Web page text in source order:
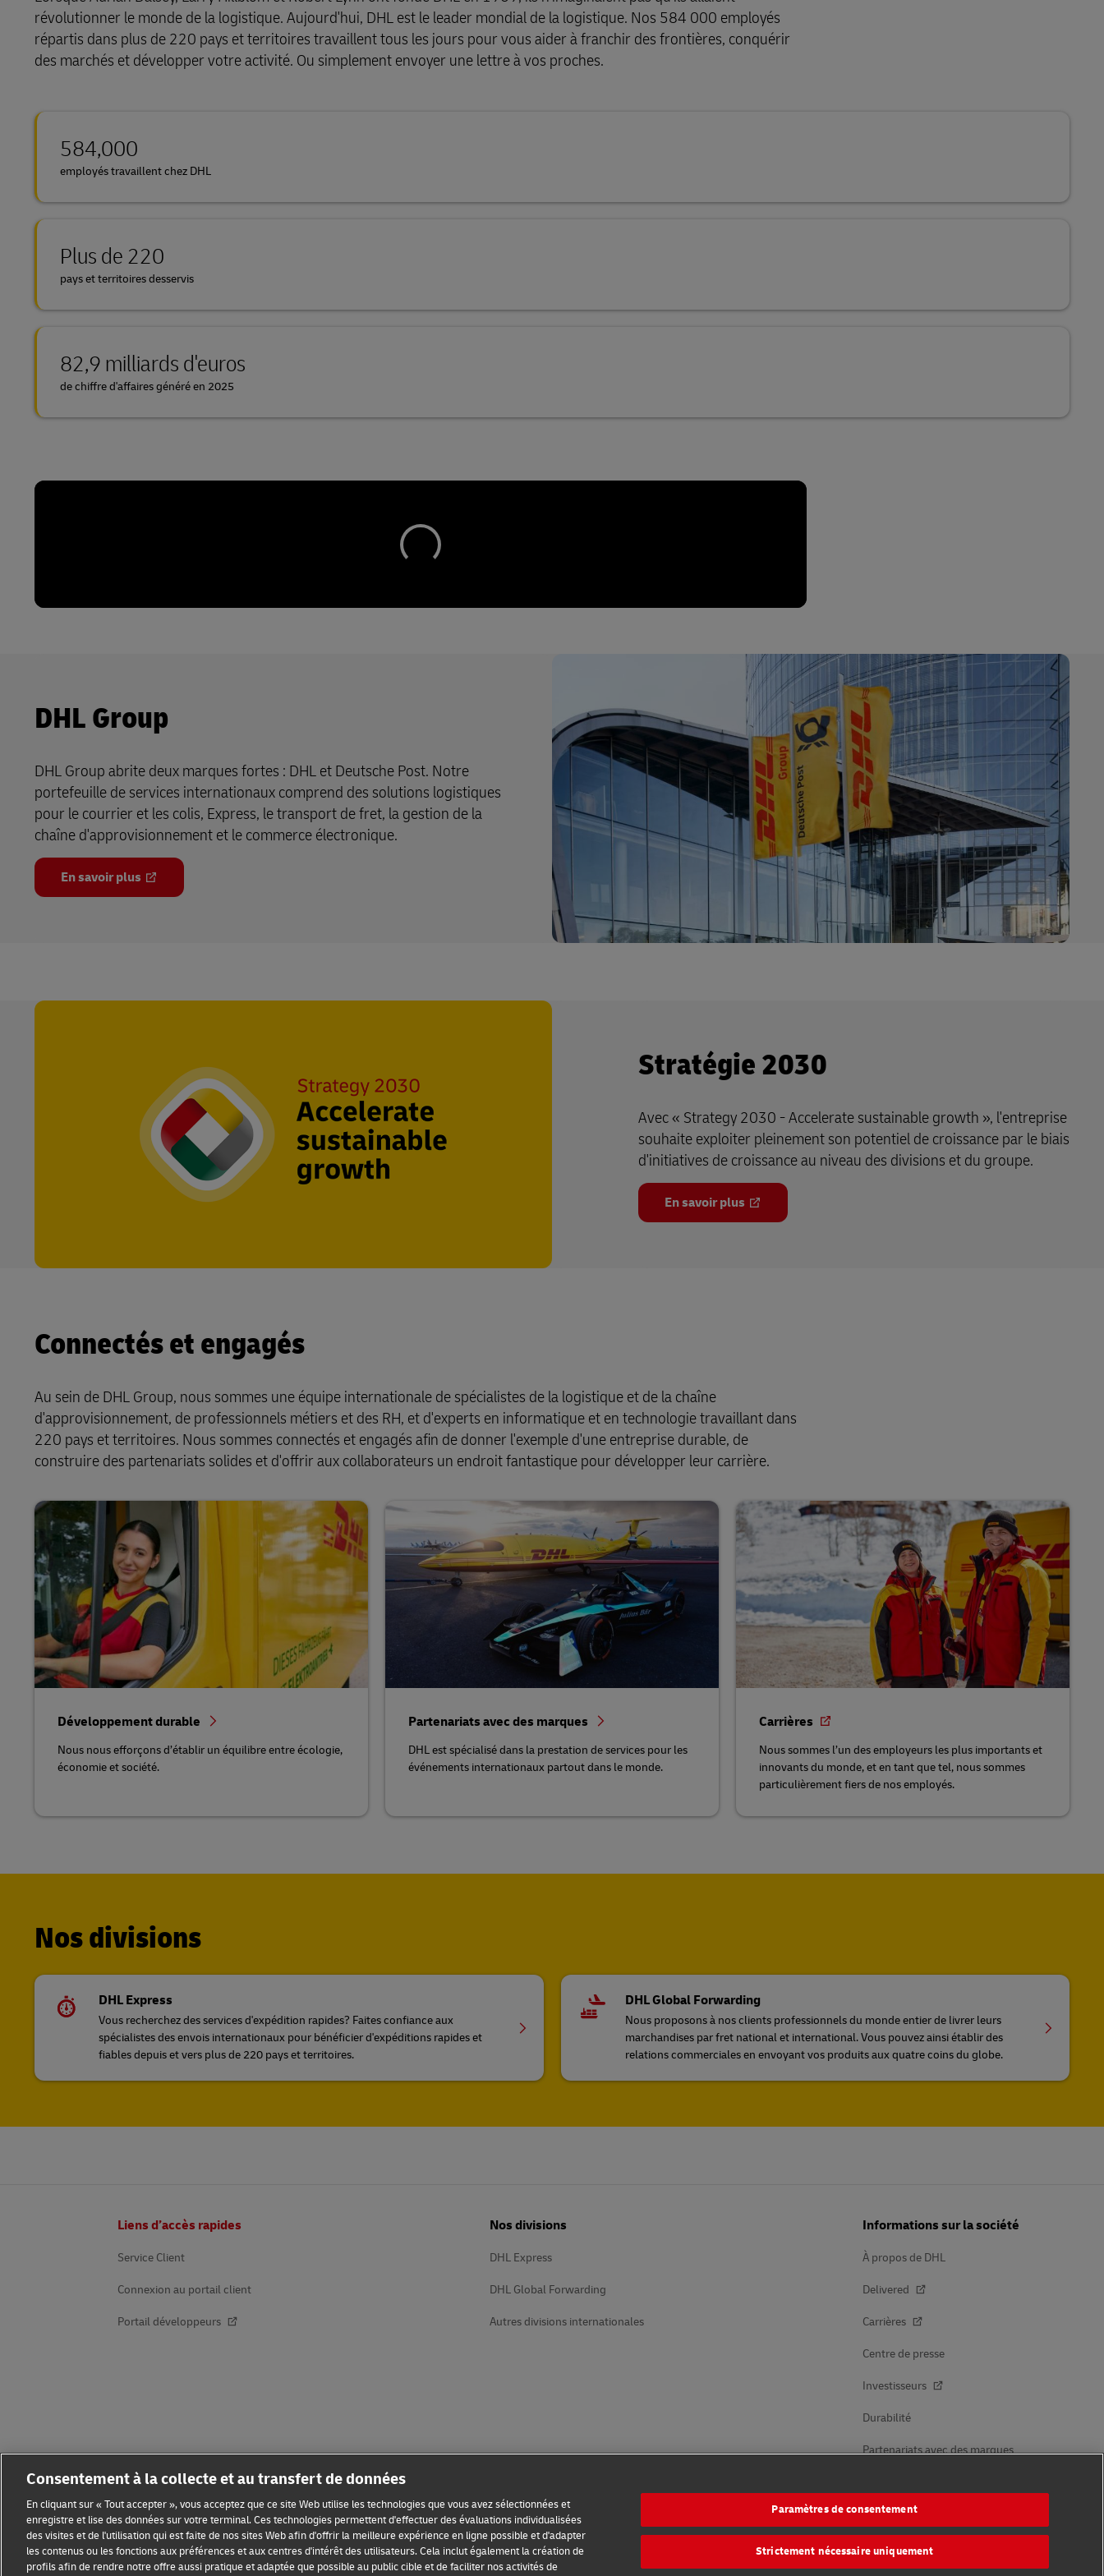
Découvrez DHL Express
Découvrir les services de
fret
LifeTrack
révolutionner le monde de la logistique. Aujourd'hui, DHL est le leader mondial de la logistique. Nos 584 000 employés
répartis dans plus de 220 pays et territoires travaillent tous les jours pour vous aider à franchir des frontières, conquérir
des marchés et développer votre activité. Ou simplement envoyer une lettre à vos proches.
584,000
employés travaillent chez DHL
Plus de 220
pays et territoires desservis
82,9 milliards d'euros
de chiffre d'affaires généré en 2025
DHL Group
DHL Group abrite deux marques fortes : DHL et Deutsche Post. Notre
portefeuille de services internationaux comprend des solutions logistiques
pour le courrier et les colis, Express, le transport de fret, la gestion de la
chaîne d'approvisionnement et le commerce électronique.
En savoir plus
Stratégie 2030
Avec « Strategy 2030 - Accelerate sustainable growth », l'entreprise
souhaite exploiter pleinement son potentiel de croissance par le biais
d'initiatives de croissance au niveau des divisions et du groupe.
En savoir plus
Connectés et engagés
Au sein de DHL Group, nous sommes une équipe internationale de spécialistes de la logistique et de la chaîne
d'approvisionnement, de professionnels métiers et des RH, et d'experts en informatique et en technologie travaillant dans
220 pays et territoires. Nous sommes connectés et engagés afin de donner l'exemple d'une entreprise durable, de
construire des partenariats solides et d'offrir aux collaborateurs un endroit fantastique pour développer leur carrière.
Développement durable
Nous nous efforçons d’établir un équilibre entre écologie,
économie et société.
Partenariats avec des marques
DHL est spécialisé dans la prestation de services pour les
événements internationaux partout dans le monde.
Carrières
Nous sommes l’un des employeurs les plus importants et
innovants du monde, et en tant que tel, nous sommes
particulièrement fiers de nos employés.
Nos divisions
DHL Express
Vous recherchez des services d'expédition rapides? Faites confiance aux
spécialistes des envois internationaux pour bénéficier d'expéditions rapides et
fiables depuis et vers plus de 220 pays et territoires.
DHL Global Forwarding
Nous proposons à nos clients professionnels du monde entier de livrer leurs
marchandises par fret national et international. Vous pouvez ainsi établir des
relations commerciales en envoyant vos produits aux quatre coins du globe.
Liens d’accès rapides
Service Client
Connexion au portail client
Portail développeurs
Nos divisions
DHL Express
DHL Global Forwarding
Autres divisions internationales
Informations sur la société
À propos de DHL
Delivered
Carrières
Centre de presse
Investisseurs
Durabilité
Partenariats avec des marques
Suivez-nous
Consentement à la collecte et au transfert de données
En cliquant sur « Tout accepter », vous acceptez que ce site Web utilise les technologies que vous avez sélectionnées et
enregistre et lise des données sur votre terminal. Ces technologies permettent d'effectuer des évaluations individualisées
des visites et de l'utilisation qui est faite de nos sites Web afin d'offrir la meilleure expérience en ligne possible et d'adapter
les contenus ou les fonctions aux préférences et aux centres d'intérêt des utilisateurs. Cela inclut également la création de
profils afin de rendre notre offre aussi pratique et adaptée que possible au public cible et de faciliter nos activités de
Paramètres de consentement
Strictement nécessaire uniquement